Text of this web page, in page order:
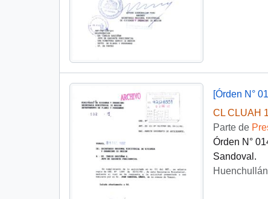
[Órden N°
CL CLUAH
Parte de
Órden N°
Sandoval.